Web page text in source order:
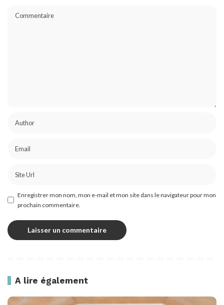
Enregistrer mon nom, mon e-mail et mon site dans le navigateur pour mon
prochain commentaire.
A lire également